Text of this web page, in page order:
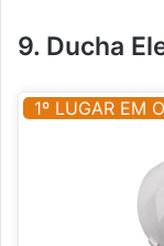
9. Ducha
1º LUGAR EM